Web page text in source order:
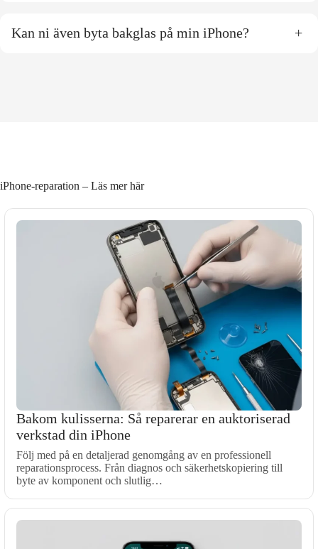
Kan ni även byta bakglas på min iPhone? +
iPhone-reparation – Läs mer här
Bakom kulisserna: Så reparerar en auktoriserad
verkstad din iPhone
Följ med på en detaljerad genomgång av en professionell
reparationsprocess. Från diagnos och säkerhetskopiering till
byte av komponent och slutlig…